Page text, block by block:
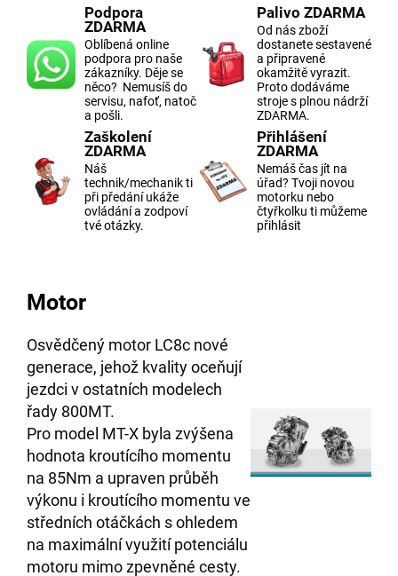
Podpora
ZDARMA
Oblíbená online
podpora pro naše
zákazníky. Děje se
něco? Nemusíš do
servisu, nafoť, natoč
a pošli.
Palivo ZDARMA
Od nás zboží
dostanete sestavené
a připravené
okamžitě vyrazit.
Proto dodáváme
stroje s plnou nádrží
ZDARMA.
Zaškolení
ZDARMA
Náš
technik/mechanik ti
při předání ukáže
ovládání a zodpoví
tvé otázky.
Přihlášení
ZDARMA
Nemáš čas jít na
úřad? Tvoji novou
motorku nebo
čtyřkolku ti můžeme
přihlásit
Motor
Osvědčený motor LC8c nové
generace, jehož kvality oceňují
jezdci v ostatních modelech
řady 800MT.
Pro model MT-X byla zvýšena
hodnota kroutícího momentu
na 85Nm a upraven průběh
výkonu i kroutícího momentu ve
středních otáčkách s ohledem
na maximální využití potenciálu
motoru mimo zpevněné cesty.